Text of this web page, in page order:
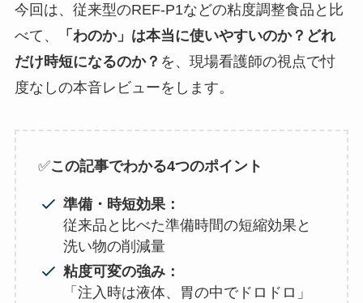
今回は、従来型のREF-P1などの粘度調整食品と比
べて、
「わのか」は本当に使いやすいのか？どれ
だけ時短になるのか？ を、現場看護師の視点で忖
度なしの本音レビューをします。
✅この記事でわかる4つのポイント
準備・時短効果：
従来品と比べた準備時間の短縮効果と
洗い物の削減量
粘度可変の強み：
「注入時は液体、胃の中でドロドロ」